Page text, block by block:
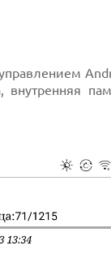
внутренняя